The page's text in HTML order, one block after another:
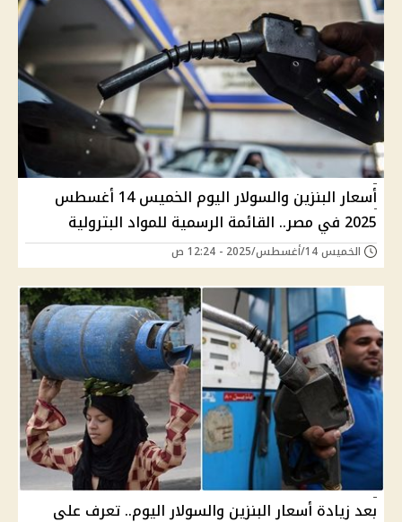
أسعار البنزين والسولار اليوم الخميس 14 أغسطس
2025 في مصر.. القائمة الرسمية للمواد البترولية
الخميس 14/أغسطس/2025 - 12:24 ص
بعد زيادة أسعار البنزين والسولار اليوم.. تعرف على